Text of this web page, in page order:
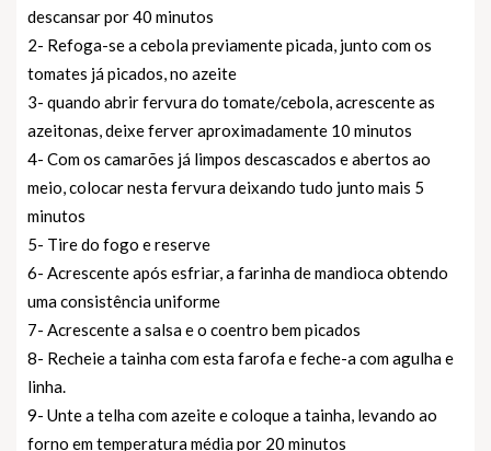
descansar por 40 minutos
2- Refoga-se a cebola previamente picada, junto com os
tomates já picados, no azeite
3- quando abrir fervura do tomate/cebola, acrescente as
azeitonas, deixe ferver aproximadamente 10 minutos
4- Com os camarões já limpos descascados e abertos ao
meio, colocar nesta fervura deixando tudo junto mais 5
minutos
5- Tire do fogo e reserve
6- Acrescente após esfriar, a farinha de mandioca obtendo
uma consistência uniforme
7- Acrescente a salsa e o coentro bem picados
8- Recheie a tainha com esta farofa e feche-a com agulha e
linha.
9- Unte a telha com azeite e coloque a tainha, levando ao
forno em temperatura média por 20 minutos